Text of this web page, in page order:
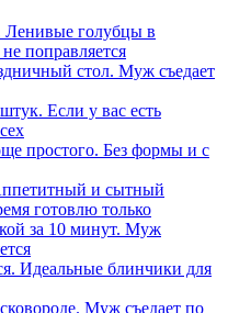
Ленивые голубцы в
поправляется
стол. Муж съедает
Если у вас есть
простого. Без формы и с
и сытный
готовлю только
за 10 минут. Муж
Идеальные блинчики для
Муж съедает по